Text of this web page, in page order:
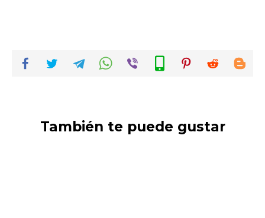
También te puede gustar